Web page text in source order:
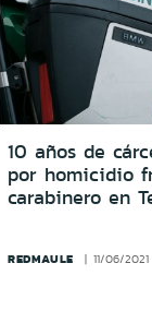
10 años de
por homicidio
carabinero en
REDMAULE 11/06/